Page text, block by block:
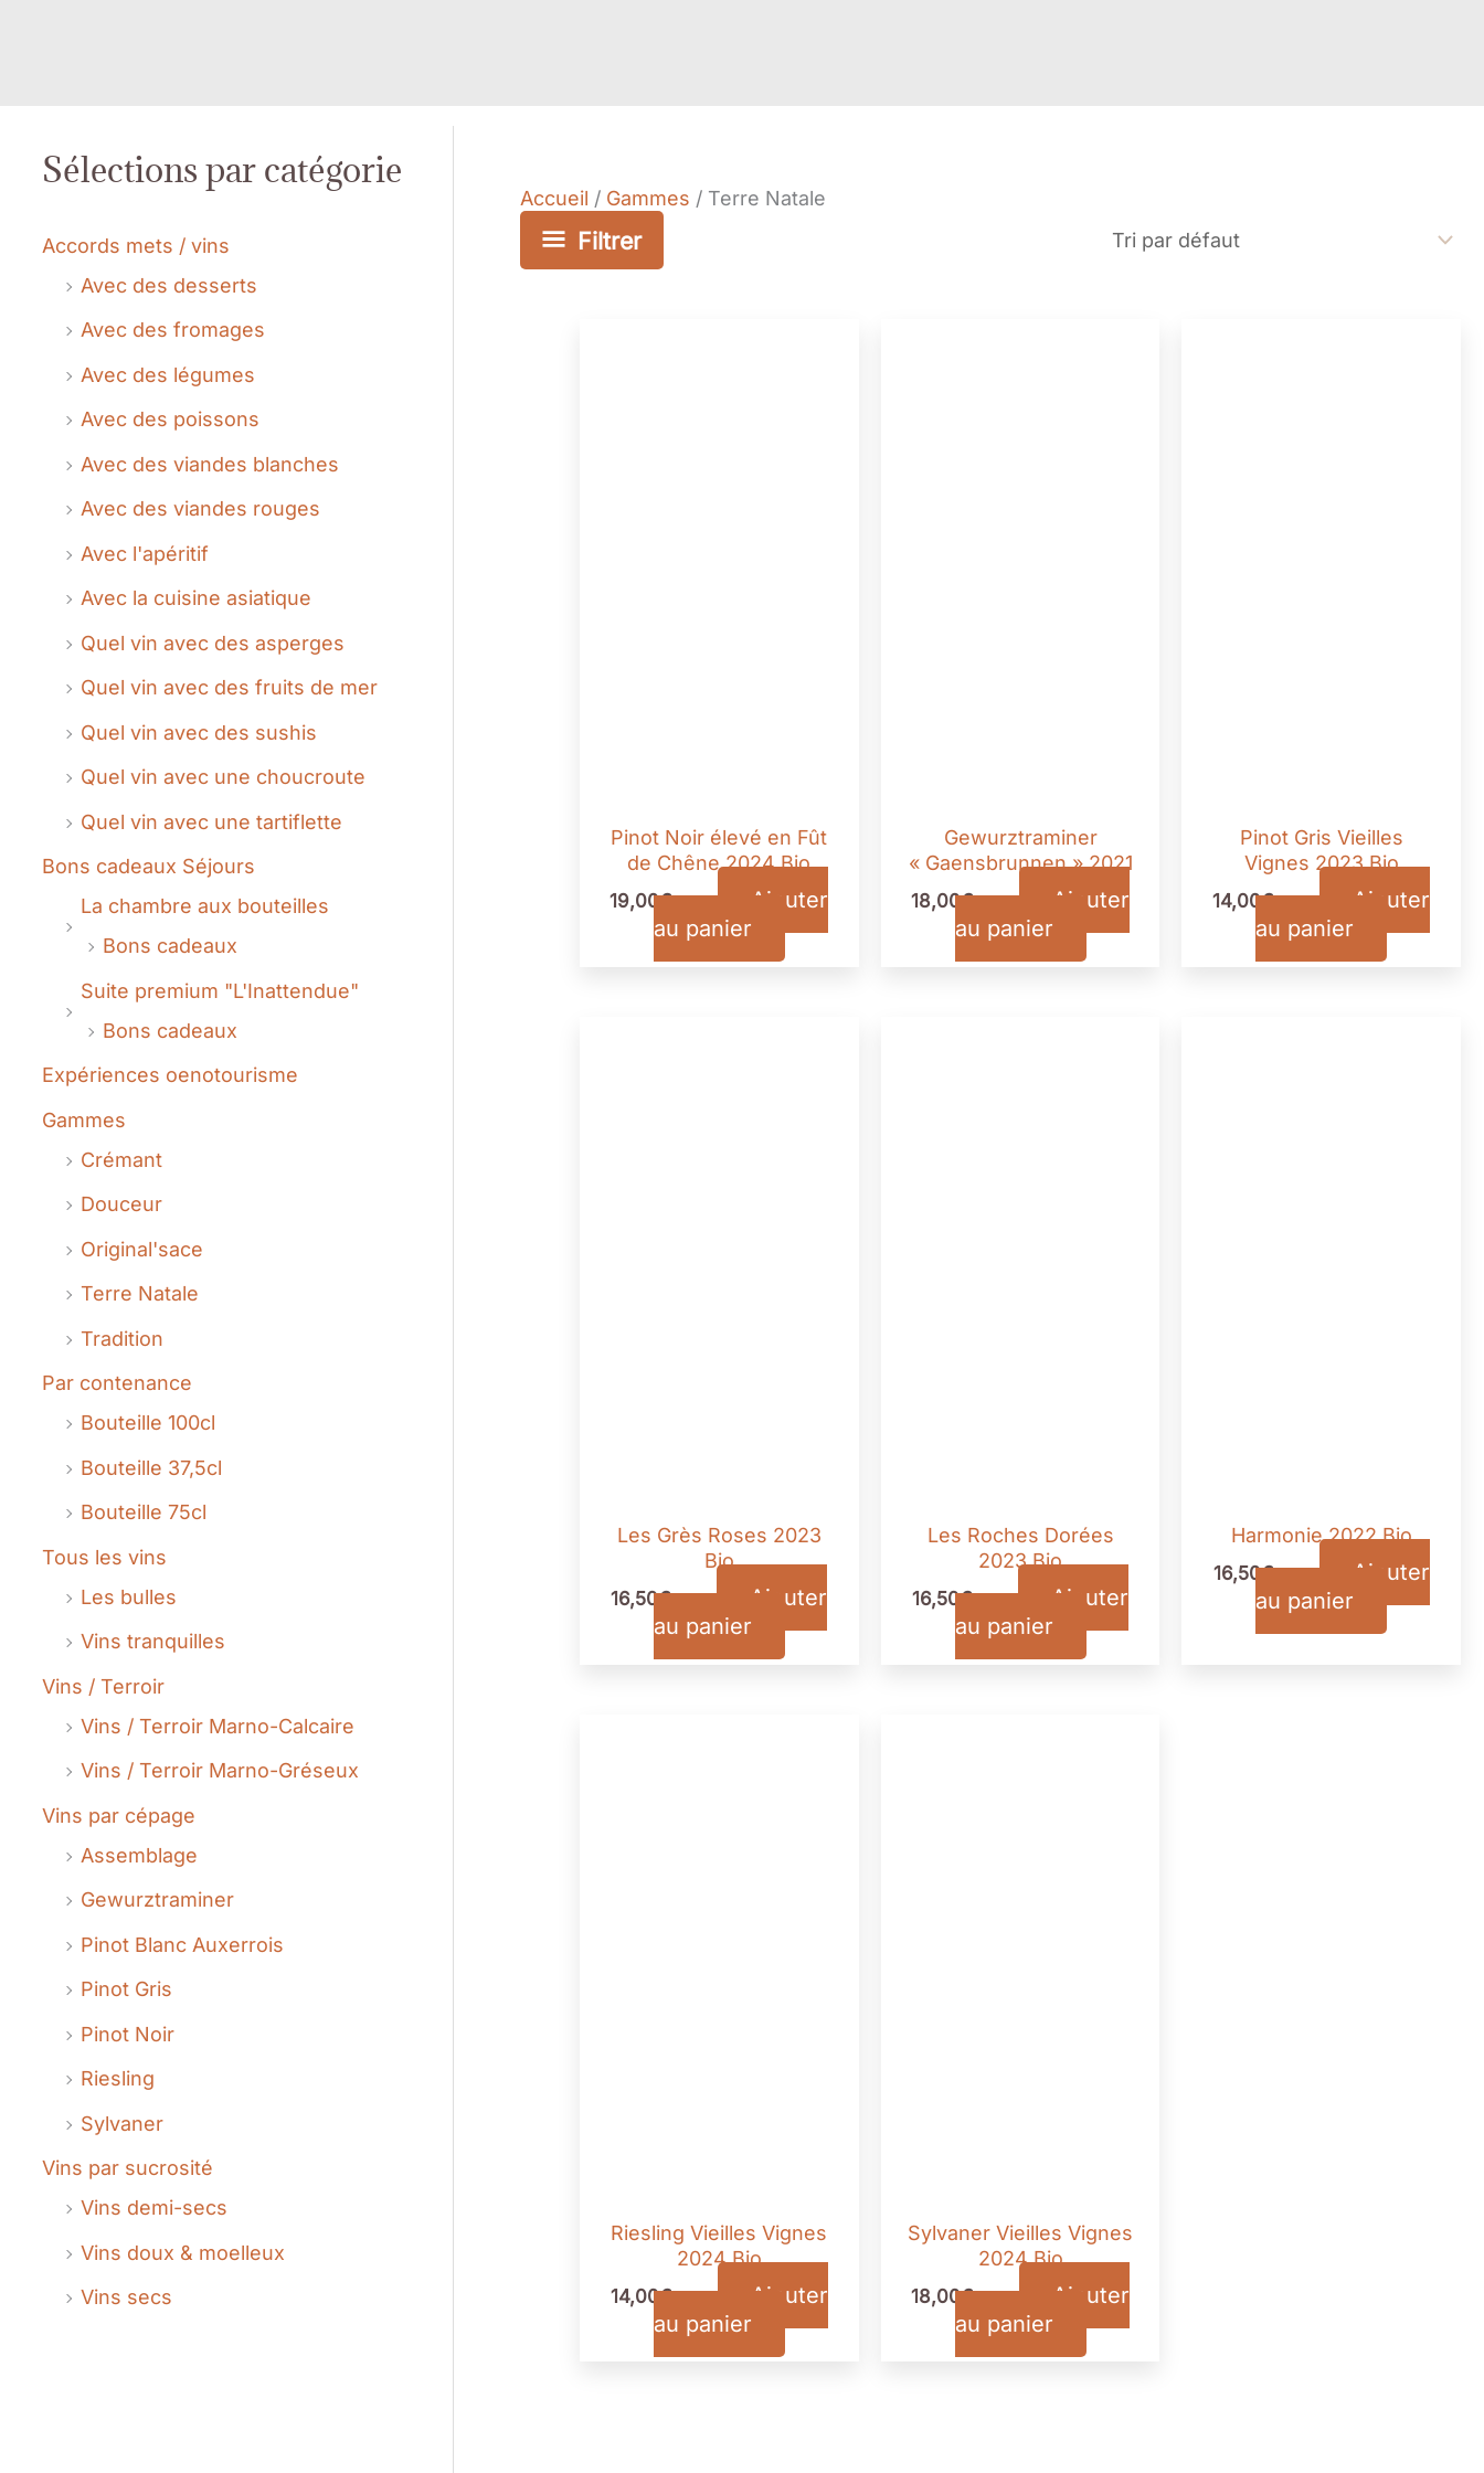
Sélections par catégorie
Accords mets / vins
Avec des desserts
Avec des fromages
Avec des légumes
Avec des poissons
Avec des viandes blanches
Avec des viandes rouges
Avec l'apéritif
Avec la cuisine asiatique
Quel vin avec des asperges
Quel vin avec des fruits de mer
Quel vin avec des sushis
Quel vin avec une choucroute
Quel vin avec une tartiflette
Bons cadeaux Séjours
La chambre aux bouteilles
Bons cadeaux
Suite premium "L'Inattendue"
Bons cadeaux
Expériences oenotourisme
Gammes
Crémant
Douceur
Original'sace
Terre Natale
Tradition
Par contenance
Bouteille 100cl
Bouteille 37,5cl
Bouteille 75cl
Tous les vins
Les bulles
Vins tranquilles
Vins / Terroir
Vins / Terroir Marno-Calcaire
Vins / Terroir Marno-Gréseux
Vins par cépage
Assemblage
Gewurztraminer
Pinot Blanc Auxerrois
Pinot Gris
Pinot Noir
Riesling
Sylvaner
Vins par sucrosité
Vins demi-secs
Vins doux & moelleux
Vins secs
Accueil / Gammes / Terre Natale
Filtrer
Pinot Noir élevé en Fût
de Chêne 2024 Bio
19,00€
Ajouter
au panier
Gewurztraminer
« Gaensbrunnen » 2021
18,00€
Ajouter
au panier
Pinot Gris Vieilles
Vignes 2023 Bio
14,00€
Ajouter
au panier
Les Grès Roses 2023
Bio
16,50€
Ajouter
au panier
Les Roches Dorées
2023 Bio
16,50€
Ajouter
au panier
Harmonie 2022 Bio
16,50€
Ajouter
au panier
Riesling Vieilles Vignes
2024 Bio
14,00€
Ajouter
au panier
Sylvaner Vieilles Vignes
2024 Bio
18,00€
Ajouter
au panier